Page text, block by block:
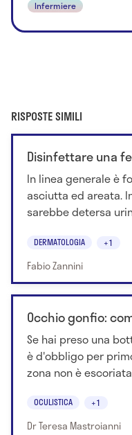
Infermiere
RISPOSTE SIMILI
Disinfettare una
In linea generale è
asciutta ed areata.
sarebbe detersa
DERMATOLOGIA +1
Fabio Zannini
Occhio gonfio:
Se hai preso una
è d'obbligo per
zona non è
OCULISTICA +1
Dr Teresa Mastroianni